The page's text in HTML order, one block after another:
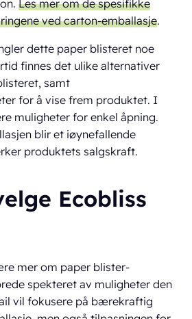
Les mer om de spesifikke
ved carton-emballasje.
dette paper blisteret noe
finnes det ulike alternativer
samt
for å vise frem produktet. I
muligheter for enkel åpning.
blir et iøynefallende
produktets salgskraft.
Ecobliss
mer om paper blister-
spekteret av muligheter den
vil fokusere på bærekraftig